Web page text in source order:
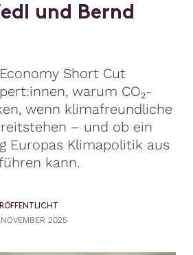
edl und Bernd
Short Cut
warum CO₂-
wenn klimafreundliche
– und ob ein
Europas Klimapolitik aus
kann.
NOVEMBER 2025